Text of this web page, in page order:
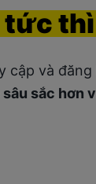
tức thì
cập và
sâu sắc hơn